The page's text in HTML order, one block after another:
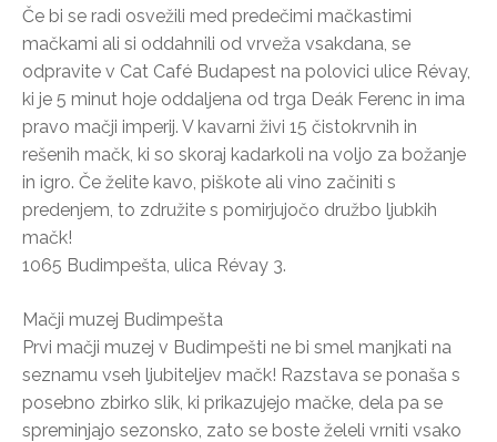
Če bi se radi osvežili med predečimi mačkastimi
mačkami ali si oddahnili od vrveža vsakdana, se
odpravite v Cat Café Budapest na polovici ulice Révay,
ki je 5 minut hoje oddaljena od trga Deák Ferenc in ima
pravo mačji imperij. V kavarni živi 15 čistokrvnih in
rešenih mačk, ki so skoraj kadarkoli na voljo za božanje
in igro. Če želite kavo, piškote ali vino začiniti s
predenjem, to združite s pomirjujočo družbo ljubkih
mačk!
1065 Budimpešta, ulica Révay 3.
Mačji muzej Budimpešta
Prvi mačji muzej v Budimpešti ne bi smel manjkati na
seznamu vseh ljubiteljev mačk! Razstava se ponaša s
posebno zbirko slik, ki prikazujejo mačke, dela pa se
spreminjajo sezonsko, zato se boste želeli vrniti vsako